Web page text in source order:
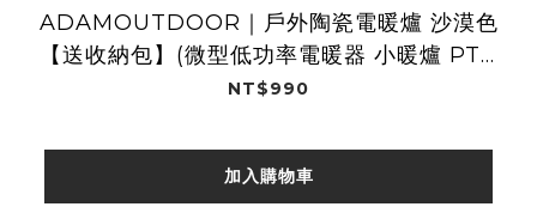
ADAMOUTDOOR｜戶外陶瓷電暖爐 沙漠色
【送收納包】(微型低功率電暖器 小暖爐 PTC
陶瓷電暖器 露營)
NT$990
加入購物車